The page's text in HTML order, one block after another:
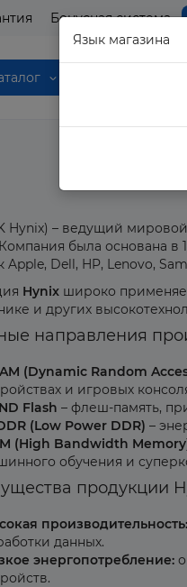
Бонусная система
Язык магазина
Hynix) – ведущий
была основана в
Apple, Dell, HP, Lenovo,
Hynix широко
и других
направления
(Dynamic Random
и игровых
Flash – флеш-память,
(Low Power DDR) –
(High Bandwidth
обучения и
продукции
производительность:
данных.
энергопотребление: